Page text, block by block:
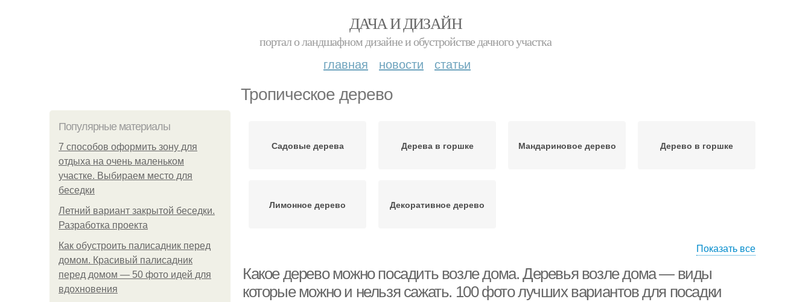
ДАЧА И ДИЗАЙН
портал о ландшафном дизайне и обустройстве дачного участка
главная новости статьи
Тропическое дерево
Популярные материалы
7 способов оформить зону для
отдыха на очень маленьком
участке. Выбираем место для
беседки
Летний вариант закрытой беседки.
Разработка проекта
Как обустроить палисадник перед
домом. Красивый палисадник
перед домом — 50 фото идей для
вдохновения
Садовые дерева Дерева в горшке Мандариновое дерево Дерево в горшке
Лимонное дерево Декоративное дерево
Показать все
Какое дерево можно посадить возле дома. Деревья возле дома — виды
которые можно и нельзя сажать. 100 фото лучших вариантов для посадки